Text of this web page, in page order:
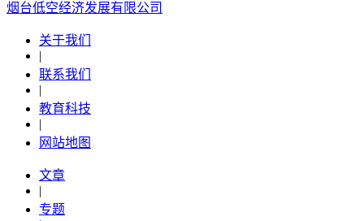
烟台低空经济发展有限公司
关于我们
|
联系我们
|
教育科技
|
网站地图
文章
|
专题